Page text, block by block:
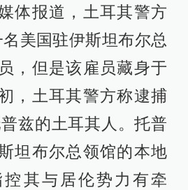
体报道，土耳其警方
美国驻伊斯坦布尔总
，但是该雇员藏身于
，土耳其警方称逮捕
兹的土耳其人。托普
坦布尔总领馆的本地
其与居伦势力有牵